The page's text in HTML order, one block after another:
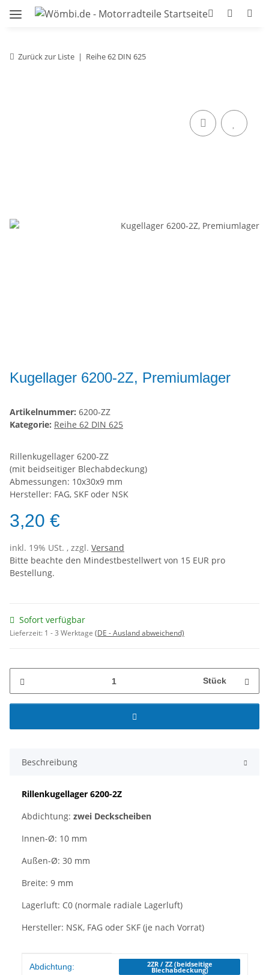
Zurück zur Liste Reihe 62 DIN 625
Kugellager 6200-2Z, Premiumlager
Artikelnummer: 6200-ZZ
Kategorie: Reihe 62 DIN 625
Rillenkugellager 6200-ZZ
(mit beidseitiger Blechabdeckung)
Abmessungen: 10x30x9 mm
Hersteller: FAG, SKF oder NSK
3,20 €
inkl. 19% USt. , zzgl. Versand
Bitte beachte den Mindestbestellwert von 15 EUR pro
Bestellung.
Sofort verfügbar
Lieferzeit: 1 - 3 Werktage (DE - Ausland abweichend)
Stück
Beschreibung
Rillenkugellager 6200-2Z
Abdichtung: zwei Deckscheiben
Innen-Ø: 10 mm
Außen-Ø: 30 mm
Breite: 9 mm
Lagerluft: C0 (normale radiale Lagerluft)
Hersteller: NSK, FAG oder SKF (je nach Vorrat)
Produkteigenschaft
Wert
Abdichtung: 2ZR / ZZ (beidseitige
Blechabdeckung)